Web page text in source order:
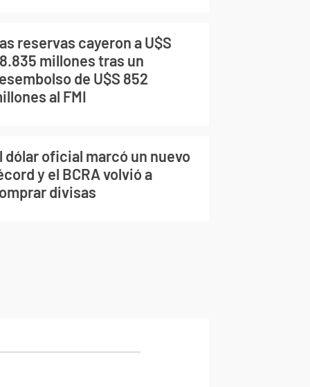
reservas cayeron a U$S
millones tras un
de U$S 852
al FMI
dólar oficial marcó un nuevo
y el BCRA volvió a
divisas